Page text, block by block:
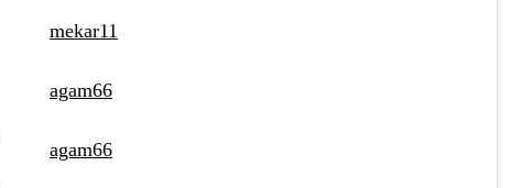
mekar11
agam66
agam66